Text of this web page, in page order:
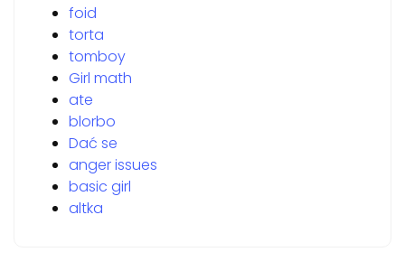
foid
torta
tomboy
Girl math
ate
blorbo
Dać se
anger issues
basic girl
altka